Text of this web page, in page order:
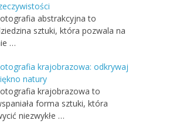
abstrakcyjna to
sztuki, która pozwala na
…
krajobrazowa: odkrywaj
natury
krajobrazowa to
forma sztuki, która
niezwykłe …